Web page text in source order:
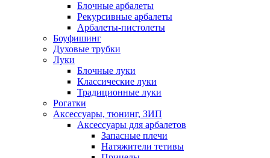
Блочные арбалеты
Рекурсивные арбалеты
Арбалеты-пистолеты
Боуфишинг
Духовые трубки
Луки
Блочные луки
Классические луки
Традиционные луки
Рогатки
Аксессуары, тюнинг, ЗИП
Аксессуары для арбалетов
Запасные плечи
Натяжители тетивы